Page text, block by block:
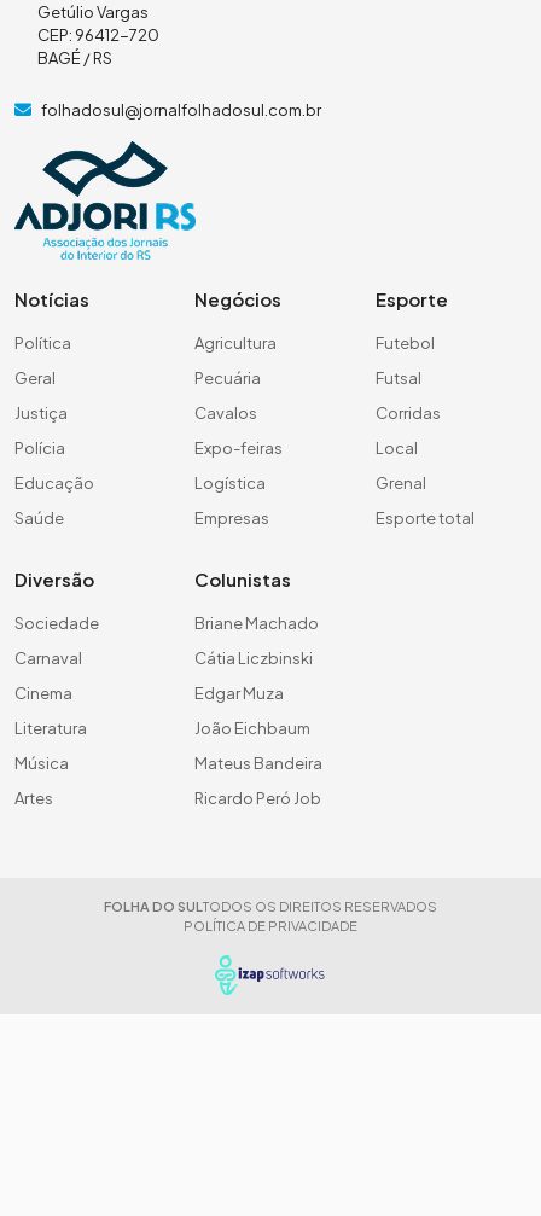
Getúlio Vargas
CEP: 96412-720
BAGÉ / RS
folhadosul@jornalfolhadosul.com.br
Notícias
Política
Geral
Justiça
Polícia
Educação
Saúde
Negócios
Agricultura
Pecuária
Cavalos
Expo-feiras
Logística
Empresas
Esporte
Futebol
Futsal
Corridas
Local
Grenal
Esporte total
Diversão
Sociedade
Carnaval
Cinema
Literatura
Música
Artes
Colunistas
Briane Machado
Cátia Liczbinski
Edgar Muza
João Eichbaum
Mateus Bandeira
Ricardo Peró Job
FOLHA DO SUL TODOS OS DIREITOS RESERVADOS
POLÍTICA DE PRIVACIDADE